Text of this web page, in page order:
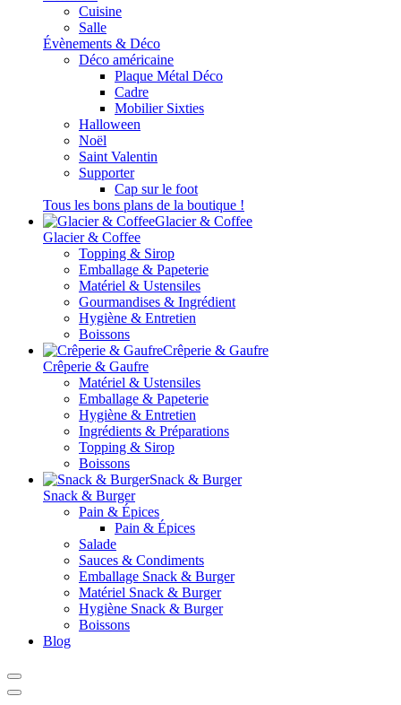
Cuisine
Salle
Évènements & Déco
Déco américaine
Plaque Métal Déco
Cadre
Mobilier Sixties
Halloween
Noël
Saint Valentin
Supporter
Cap sur le foot
Tous les bons plans de la boutique !
Glacier & Coffee
Glacier & Coffee
Topping & Sirop
Emballage & Papeterie
Matériel & Ustensiles
Gourmandises & Ingrédient
Hygiène & Entretien
Boissons
Crêperie & Gaufre
Crêperie & Gaufre
Matériel & Ustensiles
Emballage & Papeterie
Hygiène & Entretien
Ingrédients & Préparations
Topping & Sirop
Boissons
Snack & Burger
Snack & Burger
Pain & Épices
Pain & Épices
Salade
Sauces & Condiments
Emballage Snack & Burger
Matériel Snack & Burger
Hygiène Snack & Burger
Boissons
Blog